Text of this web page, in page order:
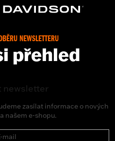
NEWSLETTERU
přehled
newsletter
zasílat informace o nových
našem e-shopu.
mail